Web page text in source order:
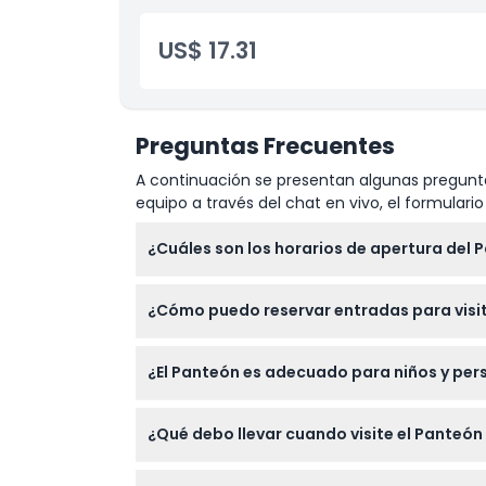
Política para Niños y Adultos
Ubicación
Política de Cancelación
US$ 17.31
Preguntas Frecuentes
A continuación se presentan algunas
equipo a través del chat en vivo, el
¿Cuáles son los horarios de apertura del
cuenta que la última entrada es 45
¿Cómo puedo reservar entradas para
que prefiera.
¿El Panteón es adecuado para niños y
limitado o requerir supervisión, por lo que
¿Qué debo llevar cuando visite el Panteón